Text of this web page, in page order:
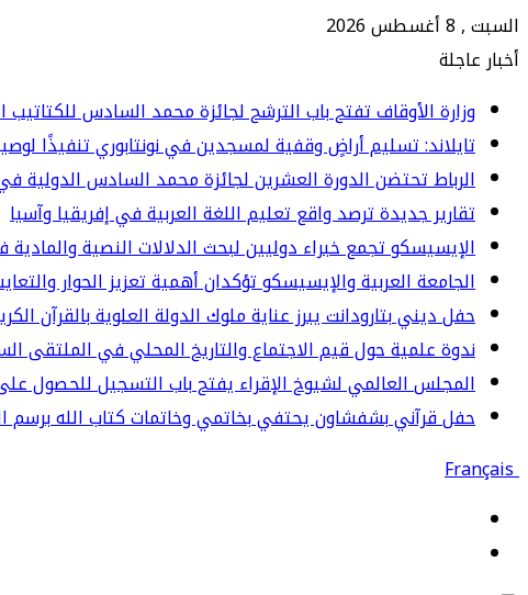
السبت , 8 أغسطس 2026
أخبار عاجلة
وزارة الأوقاف تفتح باب الترشح لجائزة محمد السادس للكتاتيب
تايلاند: تسليم أراضٍ وقفية لمسجدين في نونتابوري تنفيذًا
الرباط تحتضن الدورة العشرين لجائزة محمد السادس الدولية
تقارير جديدة ترصد واقع تعليم اللغة العربية في إفريقيا وآسيا
الإيسيسكو تجمع خبراء دوليين لبحث الدلالات النصية
الجامعة العربية والإيسيسكو تؤكدان أهمية تعزيز الحوار
حفل ديني بتارودانت يبرز عناية ملوك الدولة العلوية بالقرآن
ندوة علمية حول قيم الاجتماع والتاريخ المحلي في الملتقى
المجلس العالمي لشيوخ الإقراء يفتح باب التسجيل للحصول
حفل قرآني بشفشاون يحتفي بخاتمي وخاتمات كتاب الله برسم الموسم
Français